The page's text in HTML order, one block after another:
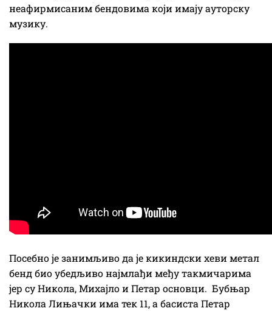
неафирмисаним бендовима који имају ауторску
музику.
Посебно је занимљиво да је кикиндски хеви метал
бенд био убедљиво најмлађи међу такмичарима
јер су Никола, Михајло и Петар основци. Бубњар
Никола Лињачки има тек 11, а басиста Петар